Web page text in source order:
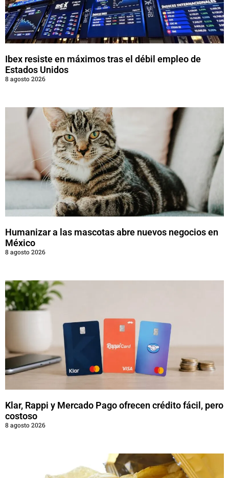
Ibex resiste en máximos tras el débil empleo de
Estados Unidos
8 agosto 2026
Humanizar a las mascotas abre nuevos negocios en
México
8 agosto 2026
Klar, Rappi y Mercado Pago ofrecen crédito fácil, pero
costoso
8 agosto 2026